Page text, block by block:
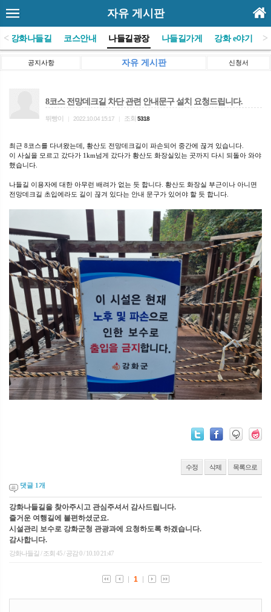
자유 게시판
<)강화나들길 코스안내 나들길광장 나들길가게 강화 e야기 >
공지사항 자유 게시판 신청서
8코스 전망데크길 차단 관련 안내문구 설치 요청드립니다.
뛰빵이 2022.10.04 15:17 조회 5318
최근 8코스를 다녀왔는데, 황산도 전망데크길이 파손되어 중간에 끊겨 있습니다.
이 사실을 모르고 갔다가 1km넘게 갔다가 황산도 화장실있는 곳까지 다시 되돌아 와야
했습니다.
나들길 이용자에 대한 아무런 배려가 없는 듯 합니다. 황산도 화장실 부근이나 아니면
전망데크길 초입에라도 길이 끊겨 있다는 안내 문구가 있어야 할 듯 합니다.
수정 삭제 목록으로
댓글 1 개